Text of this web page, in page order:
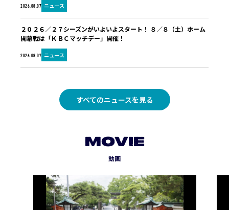
2026.08.07 ニュース
2026.08.07 ニュース
２０２６／２７シーズンがいよいよスタート！ ８／８（土）ホーム
開幕戦は「ＫＢＣマッチデー」開催！
すべてのニュースを見る
MOVIE
動画